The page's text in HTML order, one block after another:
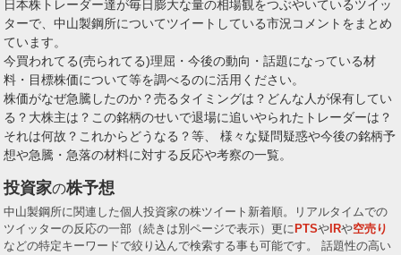
日本株トレーダー達が毎日膨大な量の相場観をつぶやいているツイッ
ターで、中山製鋼所についてツイートしている市況コメントをまとめ
ています。
今買われてる(売られてる)理屈・今後の動向・話題になっている材
料・目標株価について等を調べるのに活用ください。
株価がなぜ急騰したのか？売るタイミングは？どんな人が保有してい
る？大株主は？この銘柄のせいで退場に追いやられたトレーダーは？
それは何故？これからどうなる？等、 様々な疑問疑惑や今後の銘柄予
想や急騰・急落の材料に対する反応や考察の一覧。
投資家の株予想
中山製鋼所に関連した個人投資家の株ツイート新着順。リアルタイムでの
ツイッターの反応の一部（続きは別ページで表示）更に PTSや IRや空売り
などの特定キーワードで絞り込んで検索する事も可能です。 話題性の高い